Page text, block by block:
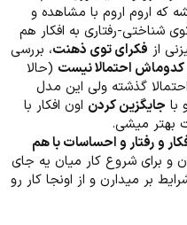
که اروم اروم با مشاهده و
شناختی-رفتاری به افکار هم
از فکرای توی ذهنت، بررسی
احتمالا نیست (حالا
گذشته ولی این مدل
جایگزین کردن اون افکار با
بهتر میشی.
و رفتار و احساسات با هم
و برای شروع کار میان یه جای
بر میدارن و از اونجا کار رو